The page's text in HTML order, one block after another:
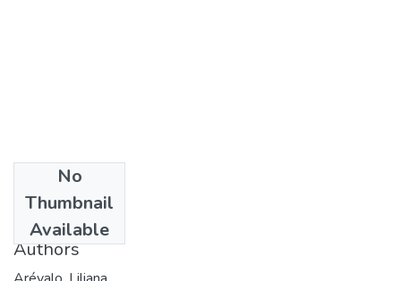
No
Thumbnail
Available
2005
Authors